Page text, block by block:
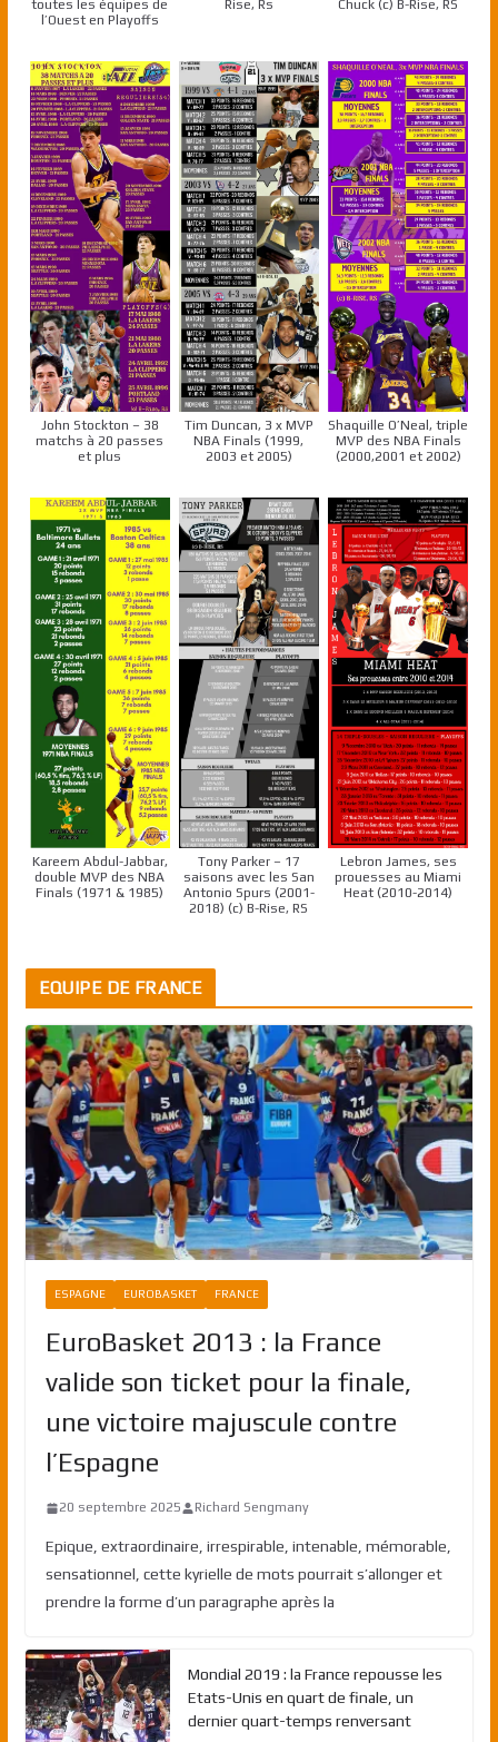
toutes les équipes de
l’Ouest en Playoffs
Rise, Rs
Chuck (c) B-Rise, RS
John Stockton – 38
matchs à 20 passes
et plus
Tim Duncan, 3 x MVP
NBA Finals (1999,
2003 et 2005)
Shaquille O’Neal, triple
MVP des NBA Finals
(2000,2001 et 2002)
Kareem Abdul-Jabbar,
double MVP des NBA
Finals (1971 & 1985)
Tony Parker – 17
saisons avec les San
Antonio Spurs (2001-
2018) (c) B-Rise, RS
Lebron James, ses
prouesses au Miami
Heat (2010-2014)
EQUIPE DE FRANCE
ESPAGNE EUROBASKET FRANCE
EuroBasket 2013 : la France
valide son ticket pour la finale,
une victoire majuscule contre
l’Espagne
20 septembre 2025 Richard Sengmany
Epique, extraordinaire, irrespirable, intenable, mémorable,
sensationnel, cette kyrielle de mots pourrait s’allonger et
prendre la forme d’un paragraphe après la
Mondial 2019 : la France repousse les
Etats-Unis en quart de finale, un
dernier quart-temps renversant